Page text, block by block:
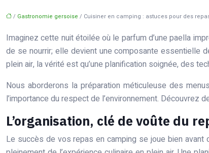
/ Gastronomie gersoise / Cuisiner en camping : astuces pour des
Imaginez cette nuit étoilée où le parfum d’une paella
de se nourrir; elle devient une composante essentielle
plein air, la vérité est qu’une planification soignée, des
Nous aborderons la préparation méticuleuse des
l’importance du respect de l’environnement.
L’organisation, clé de voûte du
Le succès de vos repas en camping se joue bien